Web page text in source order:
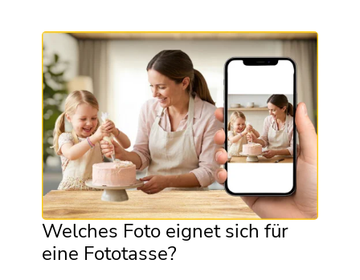
Welches Foto eignet sich für
eine Fototasse?